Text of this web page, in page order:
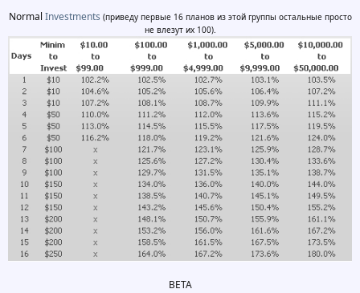
Normal Investments (приведу первые 16 планов из этой группы остальные просто
не влезут их 100).
BETA​